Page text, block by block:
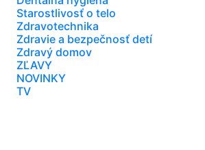
Starostlivosť o telo
Zdravotechnika
Zdravie a bezpečnosť detí
Zdravý domov
ZĽAVY
NOVINKY
TV